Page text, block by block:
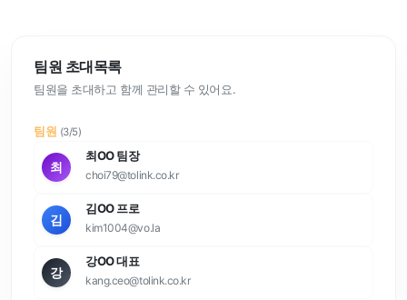
팀원 초대목록
팀원을 초대하고 함께 관리할 수 있어요.
팀원 (3/5)
최
최OO 팀장
choi79@tolink.co.kr
김
김OO 프로
kim1004@vo.la
강
강OO 대표
kang.ceo@tolink.co.kr